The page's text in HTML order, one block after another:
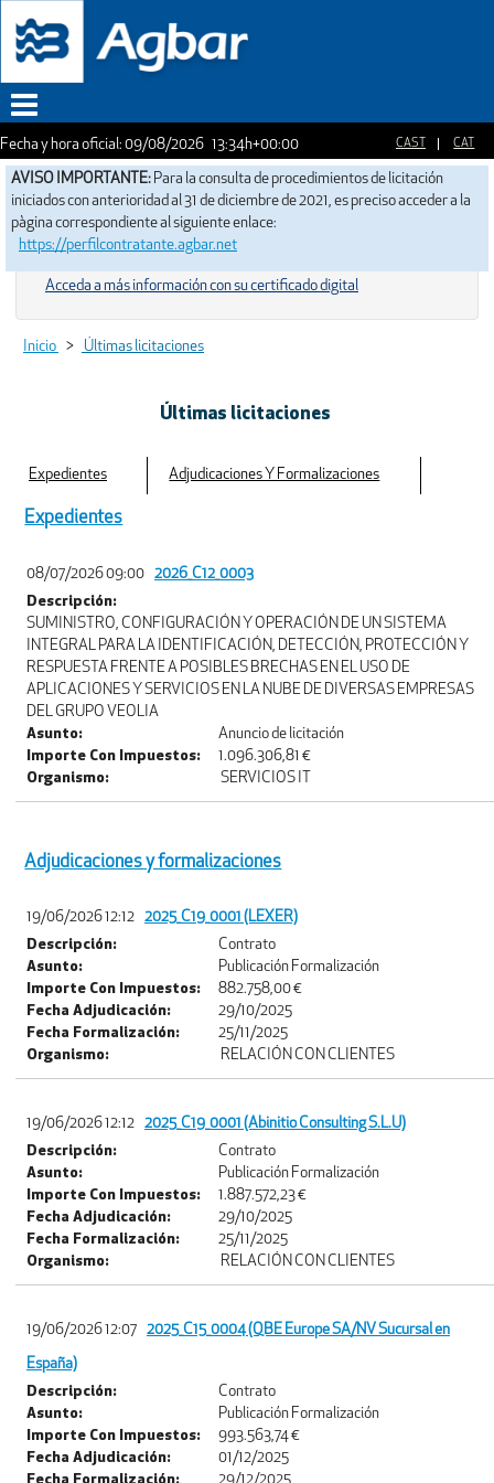
Fecha y hora oficial: 09/08/2026 13:34h+00:00
AVISO IMPORTANTE: Para la consulta de procedimientos de licitación
iniciados con anterioridad al 31 de diciembre de 2021, es preciso acceder a la
pàgina correspondiente al siguiente enlace:
https://perfilcontratante.agbar.net
Menu
Acceda a más información con su certificado digital
Inicio > Últimas licitaciones
Últimas licitaciones
Expedientes Adjudicaciones Y Formalizaciones
Expedientes
08/07/2026 09:00 2026_C12_0003
Descripción:
SUMINISTRO, CONFIGURACIÓN Y OPERACIÓN DE UN SISTEMA
INTEGRAL PARA LA IDENTIFICACIÓN, DETECCIÓN, PROTECCIÓN Y
RESPUESTA FRENTE A POSIBLES BRECHAS EN EL USO DE
APLICACIONES Y SERVICIOS EN LA NUBE DE DIVERSAS EMPRESAS
DEL GRUPO VEOLIA
Asunto:
Anuncio de licitación
Importe Con Impuestos:
1.096.306,81 €
Organismo:
SERVICIOS IT
Adjudicaciones y formalizaciones
19/06/2026 12:12 2025_C19_0001 (LEXER)
Descripción:
Contrato
Asunto:
Publicación Formalización
Importe Con Impuestos:
882.758,00 €
Fecha Adjudicación:
29/10/2025
Fecha Formalización:
25/11/2025
Organismo:
RELACIÓN CON CLIENTES
19/06/2026 12:12 2025_C19_0001 (Abinitio Consulting S.L.U)
Descripción:
Contrato
Asunto:
Publicación Formalización
Importe Con Impuestos:
1.887.572,23 €
Fecha Adjudicación:
29/10/2025
Fecha Formalización:
25/11/2025
Organismo:
RELACIÓN CON CLIENTES
19/06/2026 12:07 2025_C15_0004 (QBE Europe SA/NV Sucursal en
España)
Descripción:
Contrato
Asunto:
Publicación Formalización
Importe Con Impuestos:
993.563,74 €
Fecha Adjudicación:
01/12/2025